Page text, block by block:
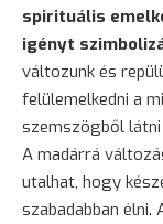
spirituális
igényt
változunk és
felülemelkedni a
szemszögből
A madárrá
utalhat, hogy
szabadabban élni.